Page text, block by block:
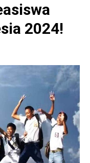
2024!